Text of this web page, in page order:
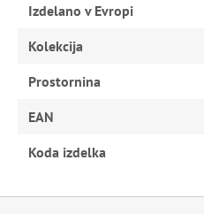
Izdelano v Evropi
Kolekcija
Prostornina
EAN
Koda izdelka